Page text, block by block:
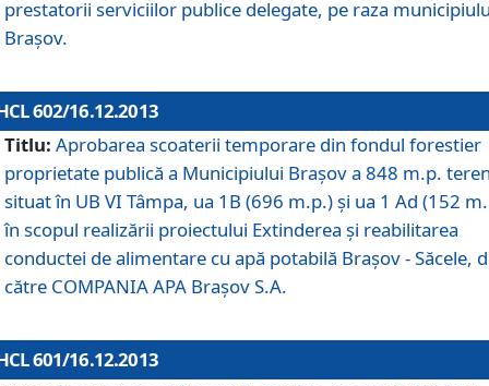
prestatorii serviciilor publice delegate, pe raza
Braşov.
602/16.12.2013
Titlu: Aprobarea scoaterii temporare din fondul forestier
proprietate publică a Municipiului Braşov a 848 m.p.
situat în UB VI Tâmpa, ua 1B (696 m.p.) şi ua 1 Ad (152
în scopul realizării proiectului Extinderea şi reabilitarea
conductei de alimentare cu apă potabilă Braşov - Săcele,
către COMPANIA APA Braşov S.A.
601/16.12.2013